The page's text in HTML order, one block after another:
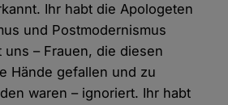
Ihr habt die Apologeten
und Postmodernismus
– Frauen, die diesen
Hände gefallen und zu
waren – ignoriert. Ihr habt